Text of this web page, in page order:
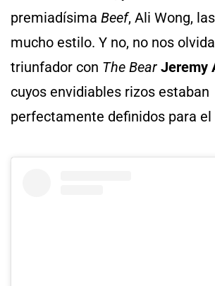
premiadísima Beef, Ali Wong,
mucho estilo. Y no, no nos
triunfador con The Bear Jeremy
cuyos envidiables rizos estaban
perfectamente definidos para